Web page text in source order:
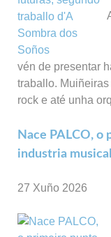
vén de presentar
traballo.
rock e até unha
Nace PALCO,
industria
27 Xuño 2026